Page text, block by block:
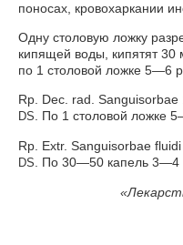
поносах, кровохаркании
Одну столовую ложку
кипящей воды, кипятят 30
по 1 столовой ложке 5—6
Rp. Dec. rad. Sanguisorbae
DS . По 1 столовой ложке
Rp. Extr. Sanguisorbae
DS . По 30—50 капель 3—4
«